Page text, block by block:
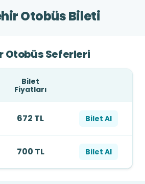
Otobüs Bileti
Otobüs Seferleri
Bilet
Fiyatları
672 TL Bilet Al
700 TL Bilet Al